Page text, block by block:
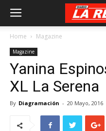
Home Magazine
Magazine
Yanina
XL La Serena
By Diagramación - 20 Mayo, 2016